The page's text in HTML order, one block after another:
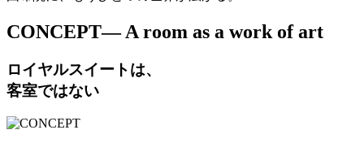
CONCEPT— A room as a work of art
ロイヤルスイートは、
客室ではない